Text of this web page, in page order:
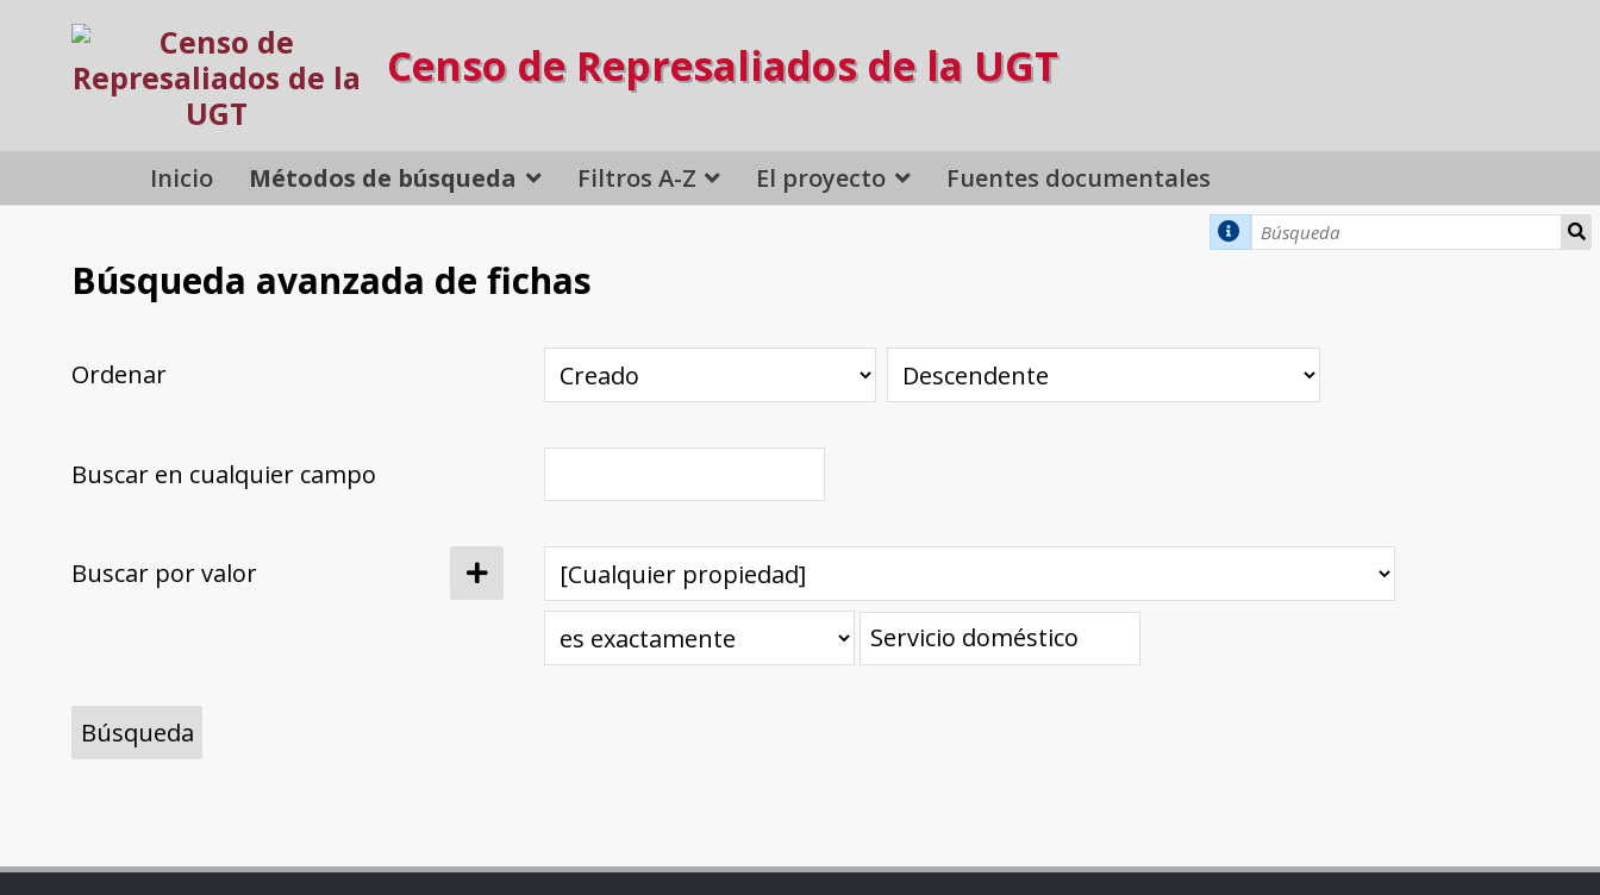
Censo de Represaliados de la UGT
Inicio Métodos de búsqueda Filtros A-Z El proyecto Fuentes documentales
Búsqueda avanzada de fichas
Ordenar
Buscar en cualquier campo
Buscar por valor